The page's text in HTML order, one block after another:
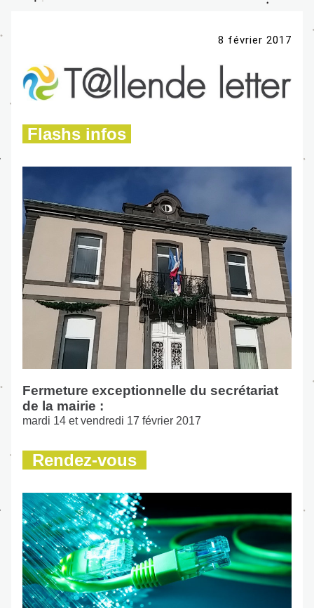
8 février 2017
Flashs infos
Fermeture exceptionnelle du secrétariat
de la mairie :
mardi 14 et vendredi 17 février 2017
Rendez-vous